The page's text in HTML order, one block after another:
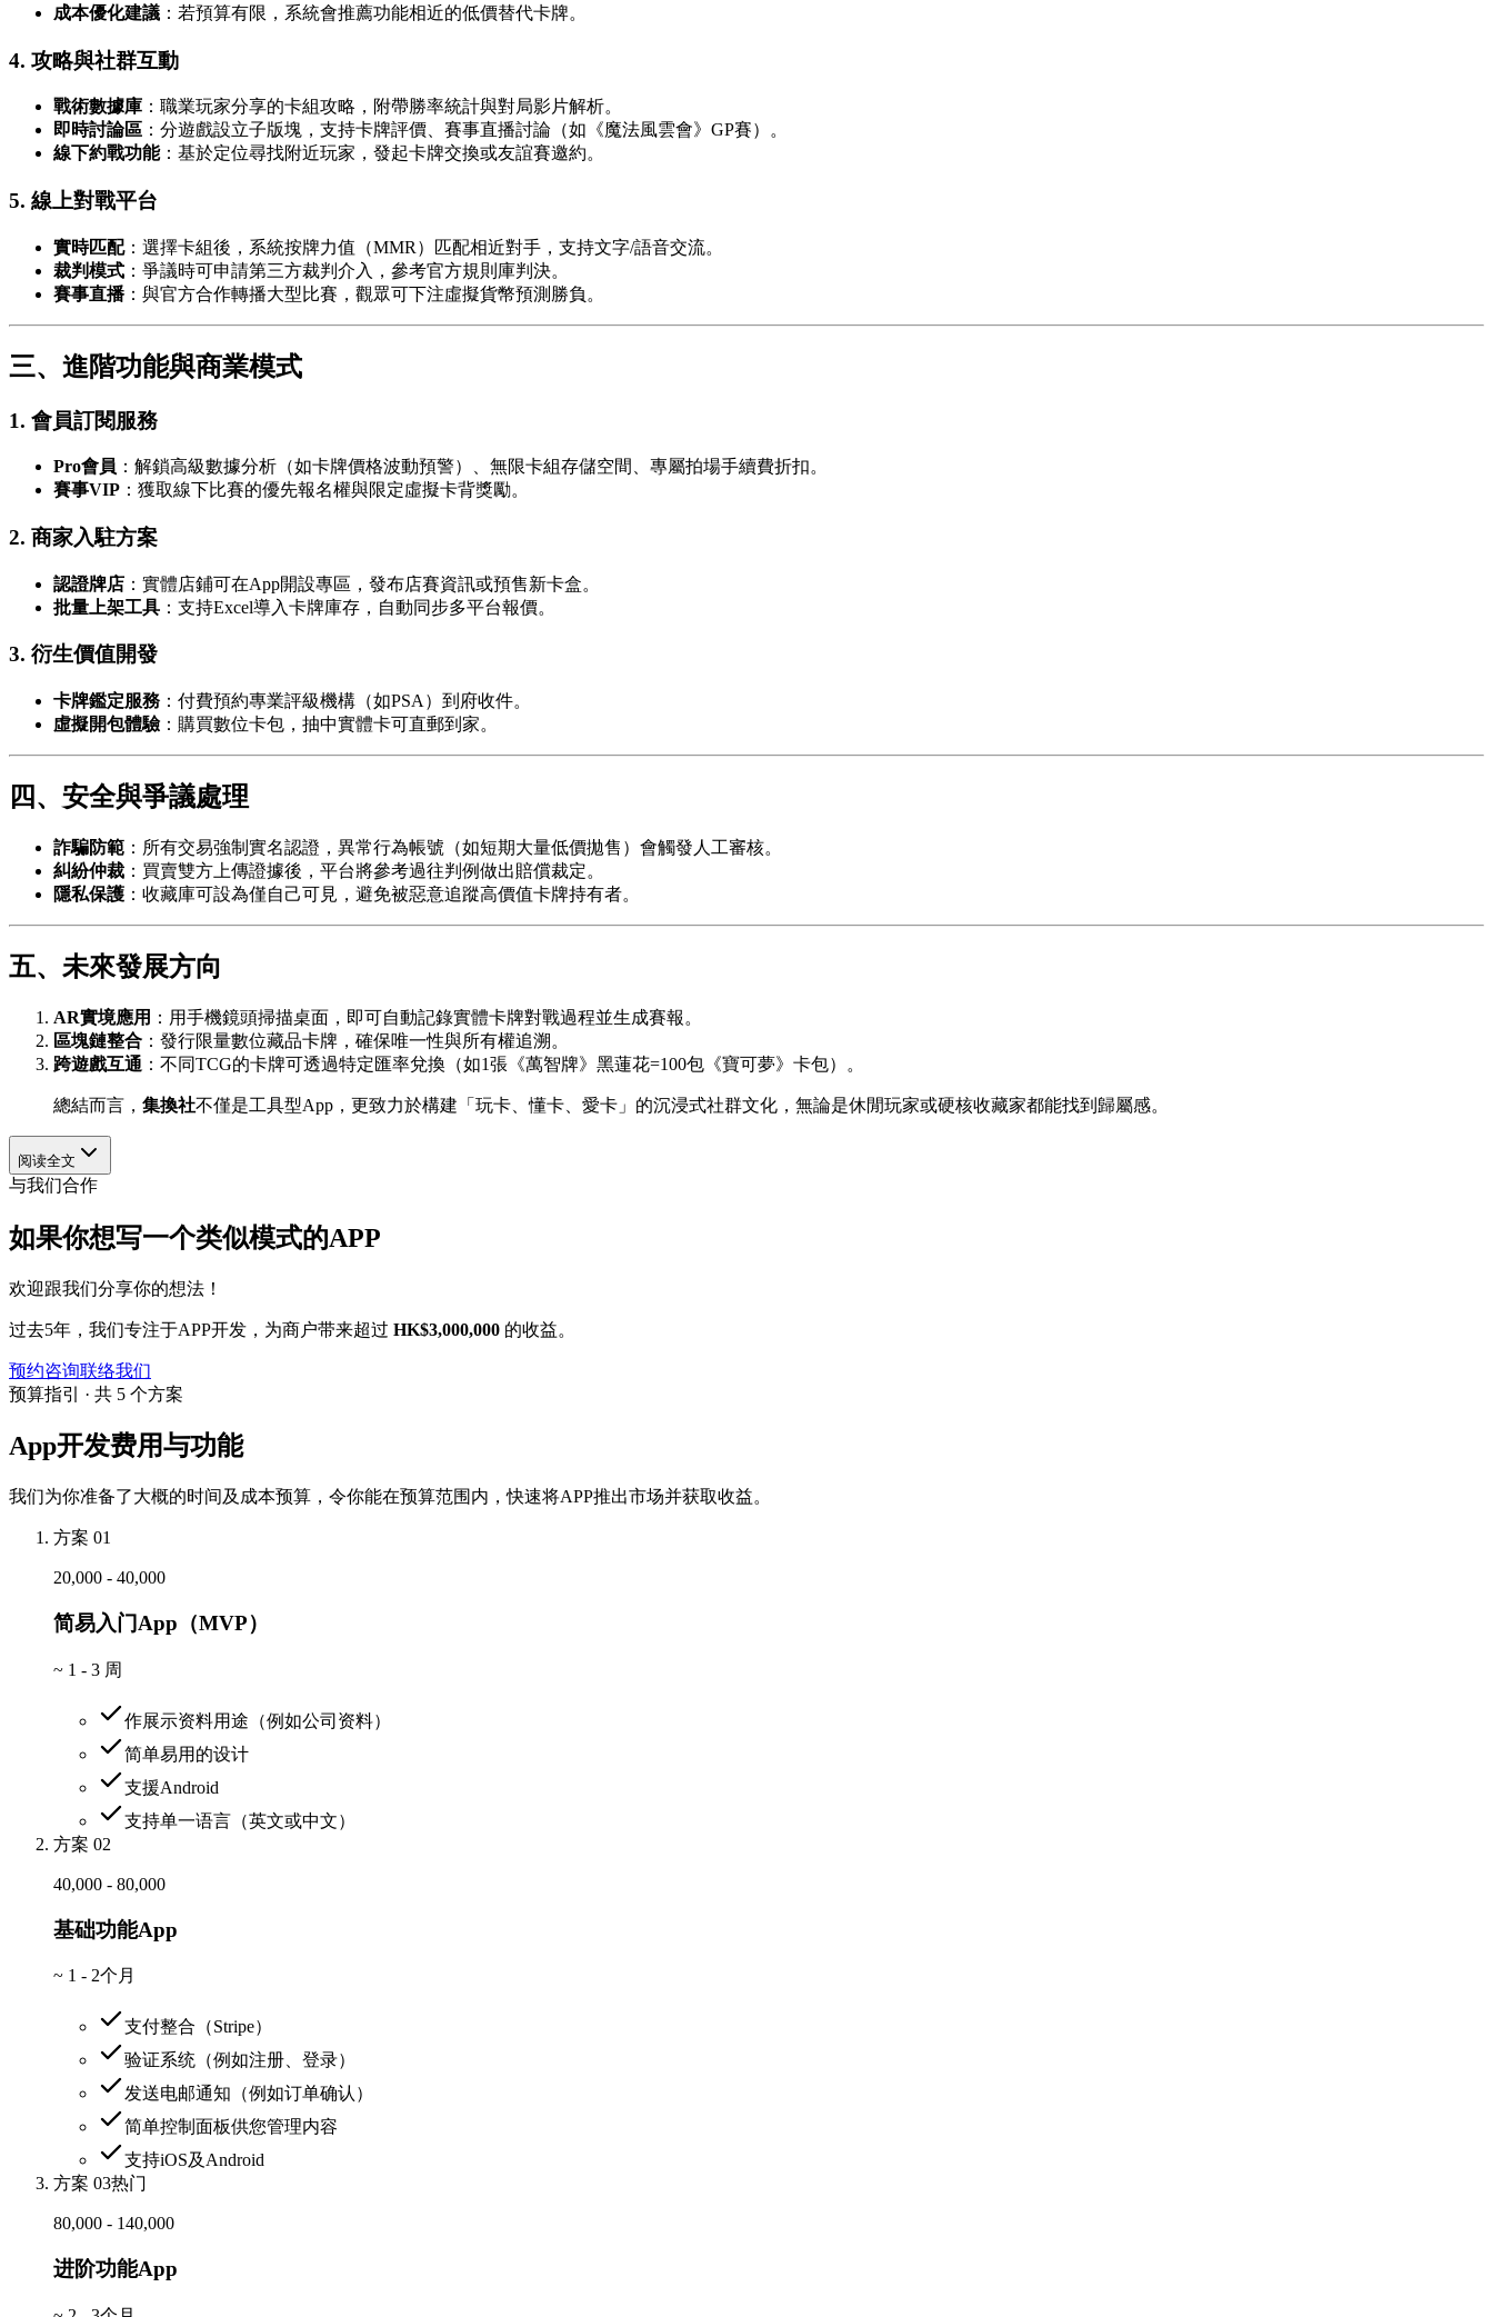
成本優化建議 ：若預算有限，系統會推薦功能相近的低價替代卡牌。
4. 攻略與社群互動
戰術數據庫 ：職業玩家分享的卡組攻略，附帶勝率統計與對局影片解析。
即時討論區 ：分遊戲設立子版塊，支持卡牌評價、賽事直播討論（如《魔法風雲會》GP賽）。
線下約戰功能：基於定位尋找附近玩家，發起卡牌交換或友誼賽邀約。
5. 線上對戰平台
實時匹配：選擇卡組後，系統按牌力值（MMR）匹配相近對手，支持文字/語音交流。
裁判模式 ：爭議時可申請第三方裁判介入，參考官方規則庫判決。
賽事直播：與官方合作轉播大型比賽，觀眾可下注虛擬貨幣預測勝負。
三、進階功能與商業模式
1. 會員訂閱服務
Pro會員 ：解鎖高級數據分析（如卡牌價格波動預警）、無限卡組存儲空間、專屬拍場手續費折扣。
賽事VIP ：獲取線下比賽的優先報名權與限定虛擬卡背獎勵。
2. 商家入駐方案
認證牌店 ：實體店鋪可在App開設專區，發布店賽資訊或預售新卡盒。
批量上架工具 ：支持Excel導入卡牌庫存，自動同步多平台報價。
3. 衍生價值開發
卡牌鑑定服務 ：付費預約專業評級機構（如PSA）到府收件。
虛擬開包體驗：購買數位卡包，抽中實體卡可直郵到家。
四、安全與爭議處理
詐騙防範 ：所有交易強制實名認證，異常行為帳號（如短期大量低價拋售）會觸發人工審核。
糾紛仲裁 ：買賣雙方上傳證據後，平台將參考過往判例做出賠償裁定。
隱私保護 ：收藏庫可設為僅自己可見，避免被惡意追蹤高價值卡牌持有者。
五、未來發展方向
AR實境應用 ：用手機鏡頭掃描桌面，即可自動記錄實體卡牌對戰過程並生成賽報。
區塊鏈整合 ：發行限量數位藏品卡牌，確保唯一性與所有權追溯。
跨遊戲互通 ：不同TCG的卡牌可透過特定匯率兌換（如1張《萬智牌》黑蓮花=100包《寶可夢》卡包）。
總結而言， 集換社不僅是工具型App，更致力於構建「玩卡、懂卡、愛卡」的沉浸式社群文化，無論是休閒玩家或硬核收藏家都能找到歸屬感。
阅读全文
与我们合作
如果你想写一个类似模式的APP
欢迎跟我们分享你的想法！
过去5年，我们专注于APP开发，为商户带来超过 HK$3,000,000 的收益。
预约咨询联络我们
预算指引 · 共 5 个方案
App开发费用与功能
我们为你准备了大概的时间及成本预算，令你能在预算范围内，快速将APP推出市场并获取收益。
方案 01
20,000 - 40,000
简易入门App（MVP）
~ 1 - 3 周
作展示资料用途（例如公司资料）
简单易用的设计
支援Android
支持单一语言（英文或中文）
方案 02
40,000 - 80,000
基础功能App
~ 1 - 2个月
支付整合（Stripe）
验证系统（例如注册、登录）
发送电邮通知（例如订单确认）
简单控制面板供您管理内容
支持iOS及Android
方案 03热门
80,000 - 140,000
进阶功能App